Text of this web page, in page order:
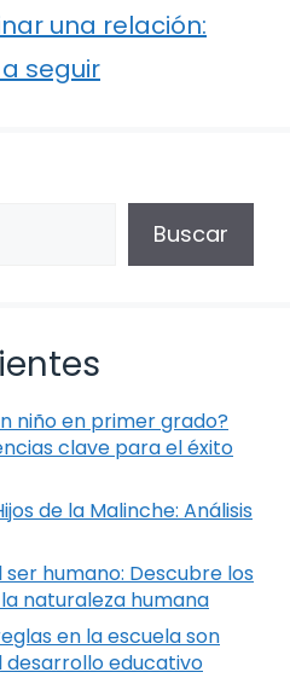
una relación:
seguir
Buscar
niño en primer grado?
clave para el éxito
de la Malinche: Análisis
humano: Descubre los
naturaleza humana
en la escuela son
educativo